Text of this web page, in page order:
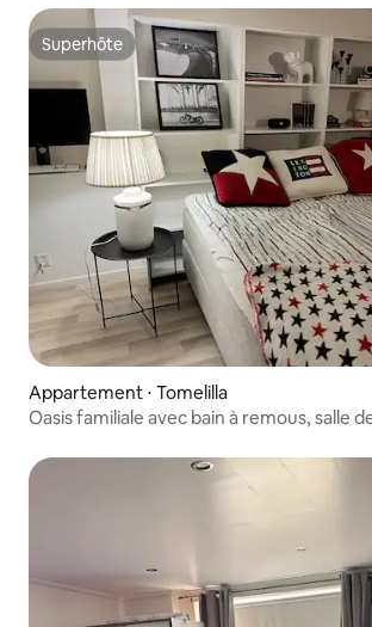
Superhôte
Superhôte
Appartement ⋅ Tomelilla
Oasis familiale avec bain à remous, salle